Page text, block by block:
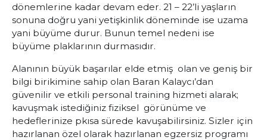
dönemlerine kadar devam eder. 21 – 22’li yaşların
sonuna doğru yani yetişkinlik döneminde ise uzama
yani büyüme durur. Bunun temel nedeni ise
büyüme plaklarının durmasıdır.
Alanının büyük başarılar elde etmiş olan ve geniş bir
bilgi birikimine sahip olan Baran Kalaycı’dan
güvenilir ve etkili personal training hizmeti alarak;
kavuşmak istediğiniz fiziksel görünüme ve
hedeflerinize pkısa sürede kavuşabilirsiniz. Sizler için
hazırlanan özel olarak hazırlanan egzersiz programı